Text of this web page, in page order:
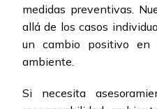
medidas preventivas.
allá de los casos
un cambio positivo
ambiente.
Si necesita